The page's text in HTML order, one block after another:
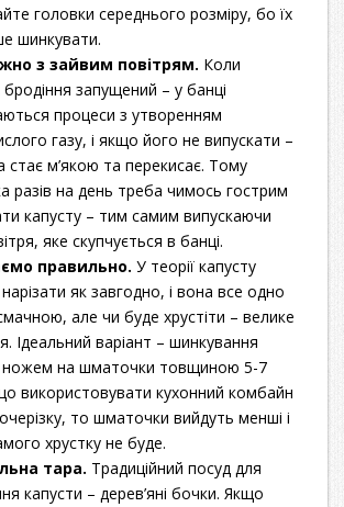
головки середнього розміру, бо їх
шинкувати.
з зайвим повітрям. Коли
запущений – у банці
процеси з утворенням
газу, і якщо його не випускати –
стає м’якою та перекисає. Тому
разів на день треба чимось гострим
капусту – тим самим випускаючи
яке скупчується в банці.
правильно. У теорії капусту
як завгодно, і вона все одно
але чи буде хрустіти – велике
Ідеальний варіант – шинкування
на шматочки товщиною 5-7
використовувати кухонний комбайн
то шматочки вийдуть менші і
хрустку не буде.
тара. Традиційний посуд для
капусти – дерев’яні бочки. Якщо